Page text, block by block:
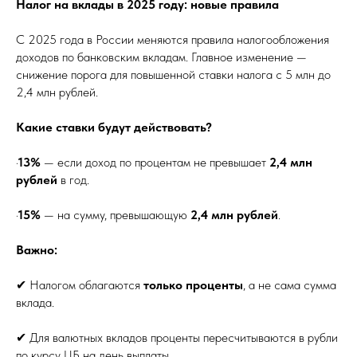
Налог на вклады в 2025 году: новые правила
С 2025 года в России меняются правила налогообложения
доходов по банковским вкладам. Главное изменение —
снижение порога для повышенной ставки налога с 5 млн до
2,4 млн рублей.
Какие ставки будут действовать?
·13% — если доход по процентам не превышает 2,4 млн
рублей в год.
·15% — на сумму, превышающую 2,4 млн рублей.
Важно:
✔ Налогом облагаются только проценты, а не сама сумма
вклада.
✔ Для валютных вкладов проценты пересчитываются в рубли